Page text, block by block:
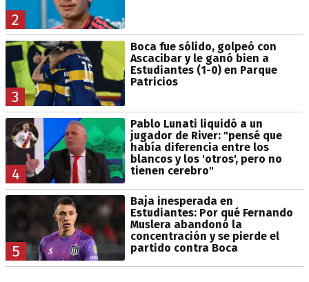
2
3
Boca fue sólido, golpeó con
Ascacibar y le ganó bien a
Estudiantes (1-0) en Parque
Patricios
4
Pablo Lunati liquidó a un
jugador de River: "pensé que
había diferencia entre los
blancos y los 'otros', pero no
tienen cerebro"
5
Baja inesperada en
Estudiantes: Por qué Fernando
Muslera abandonó la
concentración y se pierde el
partido contra Boca